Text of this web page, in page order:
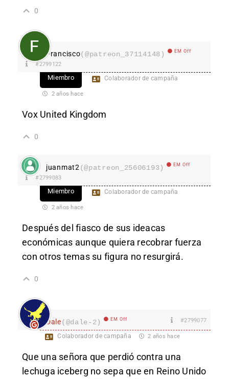
0
Francisco(@patreon_37114148) EM Off
#2799122
Miembro Colaborador de campaña
2 años hace
Vox United Kingdom
0
juanmat2 (@patreon_25606193) EM Off
#2799083
Miembro Colaborador de campaña
2 años hace
Después del fiasco de sus ideacas
económicas aunque quiera recobrar fuerza
con otros temas su figura no resurgirá.
0
Dale(@dale-2) EM Off #2799077
Colaborador de campaña 2 años hace
Que una señora que perdió contra una
lechuga iceberg no sepa que en Reino Unido